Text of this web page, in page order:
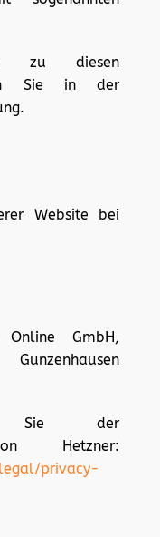
zu diesen
Sie in der
Website bei
GmbH,
Sie der
Hetzner:
privacy-